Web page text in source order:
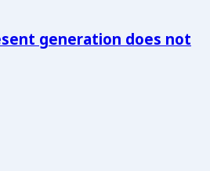
generation does not